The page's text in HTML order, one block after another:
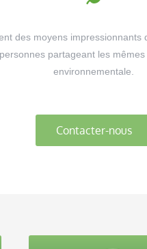
des moyens
partageant les
environnementale.
Contacter-nous